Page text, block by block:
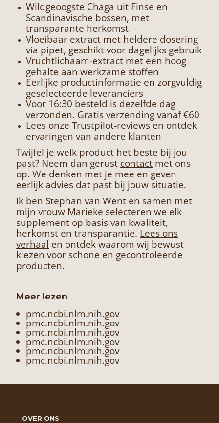
Wildgeoogste Chaga uit Finse en
Scandinavische bossen, met
transparante herkomst
Vloeibaar extract met heldere dosering
via pipet, geschikt voor dagelijks gebruik
Vruchtlichaam-extract met een hoog
gehalte aan werkzame stoffen
Eerlijke productinformatie en zorgvuldig
geselecteerde leveranciers
Voor 16:30 besteld is dezelfde dag
verzonden. Gratis verzending vanaf €60
Lees onze Trustpilot-reviews en ontdek
ervaringen van andere klanten
Twijfel je welk product het beste bij jou
past? Neem dan gerust contact met ons
op. We denken met je mee en geven
eerlijk advies dat past bij jouw situatie.
Ik ben Stephan van Went en samen met
mijn vrouw Marieke selecteren we elk
supplement op basis van kwaliteit,
herkomst en transparantie. Lees ons
verhaal en ontdek waarom wij bewust
kiezen voor schone en gecontroleerde
producten.
Meer lezen
pmc.ncbi.nlm.nih.gov
pmc.ncbi.nlm.nih.gov
pmc.ncbi.nlm.nih.gov
pmc.ncbi.nlm.nih.gov
pmc.ncbi.nlm.nih.gov
pmc.ncbi.nlm.nih.gov
OVER ONS